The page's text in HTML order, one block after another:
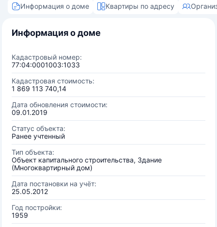
Информация о доме Квартиры по адресу
Информация о доме
Кадастровый номер:
77:04:0001003:1033
Кадастровая стоимость:
1 869 113 740,14
Дата обновления стоимости:
09.01.2019
Статус объекта:
Ранее учтенный
Тип объекта:
Объект капитального строительства, Здание
(Многоквартирный дом)
Дата постановки на учёт:
25.05.2012
Год постройки:
1959